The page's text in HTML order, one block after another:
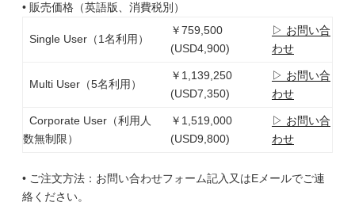
• 販売価格（英語版、消費税別）
Single User（1名利用）
￥759,500
(USD4,900)
▷ お問い合
わせ
Multi User（5名利用）
￥1,139,250
(USD7,350)
▷ お問い合
わせ
Corporate User（利用人
数無制限）
￥1,519,000
(USD9,800)
▷ お問い合
わせ
• ご注文方法：お問い合わせフォーム記入又はEメールでご連
絡ください。